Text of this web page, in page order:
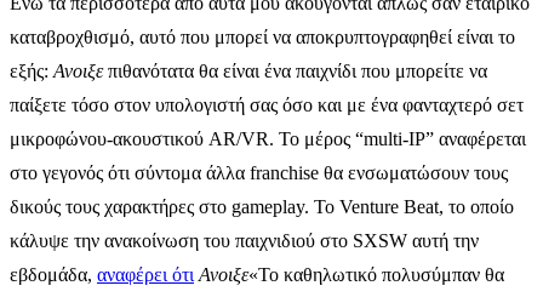
καταβροχθισμό, αυτό που μπορεί να αποκρυπτογραφηθεί είναι το
εξής:Ανοιξεπιθανότατα θα είναι ένα παιχνίδι που μπορείτε να
παίξετε τόσο στον υπολογιστή σας όσο και με ένα φανταχτερό σετ
μικροφώνου-ακουστικού AR/VR. Το μέρος “multi-IP” αναφέρεται
στο γεγονός ότι σύντομα άλλα franchise θα ενσωματώσουν τους
δικούς τους χαρακτήρες στο gameplay. Το Venture Beat, το οποίο
κάλυψε την ανακοίνωση του παιχνιδιού στο SXSW αυτή την
εβδομάδα, αναφέρει ότι Ανοιξε«Το καθηλωτικό πολυσύμπαν θα